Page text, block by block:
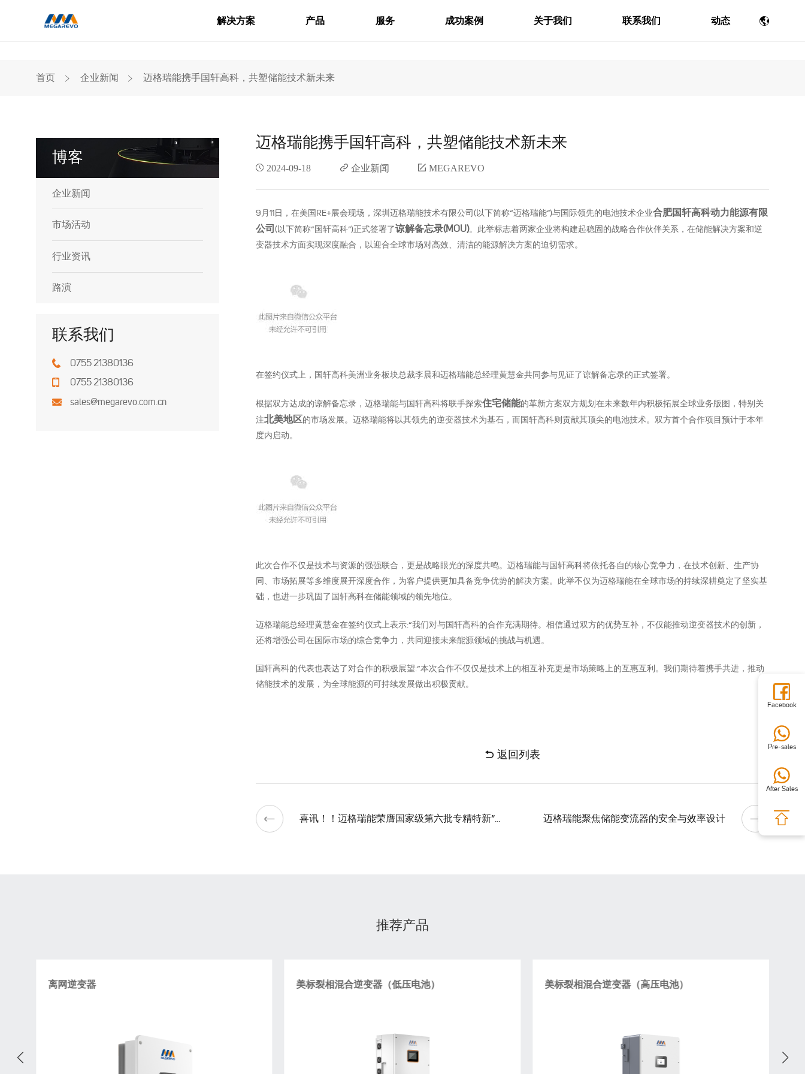
解决方案 产品 服务 成功案例 关于我们 联系我们 动态
首页 ﹥ 企业新闻 ﹥ 迈格瑞能携手国轩高科，共塑储能技术新未来
博客
企业新闻
市场活动
行业资讯
路演
联系我们
0755 21380136
0755 21380136
sales@megarevo.com.cn
迈格瑞能携手国轩高科，共塑储能技术新未来
2024-09-18 企业新闻 MEGAREVO
9月11日，在美国RE+展会现场，深圳迈格瑞能技术有限公司(以下简称“迈格瑞能”)与国际领先的电池技术企业合肥国轩高科动力能源有限
公司(以下简称“国轩高科”)正式签署了谅解备忘录(MOU)。此举标志着两家企业将构建起稳固的战略合作伙伴关系，在储能解决方案和逆
变器技术方面实现深度融合，以迎合全球市场对高效、清洁的能源解决方案的迫切需求。
在签约仪式上，国轩高科美洲业务板块总裁李晨和迈格瑞能总经理黄慧金共同参与见证了谅解备忘录的正式签署。
根据双方达成的谅解备忘录，迈格瑞能与国轩高科将联手探索住宅储能的革新方案双方规划在未来数年内积极拓展全球业务版图，特别关
注北美地区的市场发展。迈格瑞能将以其领先的逆变器技术为基石，而国轩高科则贡献其顶尖的电池技术。双方首个合作项目预计于本年
度内启动。
此次合作不仅是技术与资源的强强联合，更是战略眼光的深度共鸣。迈格瑞能与国轩高科将依托各自的核心竞争力，在技术创新、生产协
同、市场拓展等多维度展开深度合作，为客户提供更加具备竞争优势的解决方案。此举不仅为迈格瑞能在全球市场的持续深耕奠定了坚实基
础，也进一步巩固了国轩高科在储能领域的领先地位。
迈格瑞能总经理黄慧金在签约仪式上表示:“我们对与国轩高科的合作充满期待。相信通过双方的优势互补，不仅能推动逆变器技术的创新，
还将增强公司在国际市场的综合竞争力，共同迎接未来能源领域的挑战与机遇。
国轩高科的代表也表达了对合作的积极展望:“本次合作不仅仅是技术上的相互补充更是市场策略上的互惠互利。我们期待着携手共进，推动
储能技术的发展，为全球能源的可持续发展做出积极贡献。
返回列表
喜讯！！迈格瑞能荣膺国家级第六批专精特新“小巨人”企业称号 迈格瑞能聚焦储能变流器的安全与效率设计
推荐产品
离网逆变器 美标裂相混合逆变器（低压电池） 美标裂相混合逆变器（高压电池）
Facebook
Pre-sales
After Sales